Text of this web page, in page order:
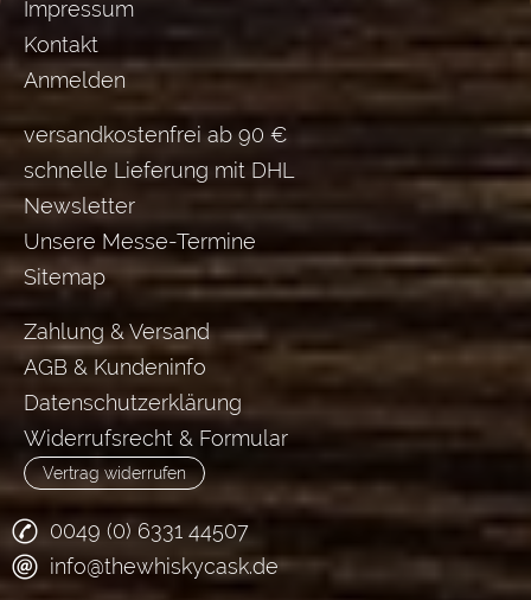
Impressum
Kontakt
Anmelden
versandkostenfrei ab 90 €
schnelle Lieferung mit DHL
Newsletter
Unsere Messe-Termine
Sitemap
Zahlung & Versand
AGB & Kundeninfo
Datenschutzerklärung
Widerrufsrecht & Formular
Vertrag widerrufen
0049 (0) 6331 44507
info@thewhiskycask.de